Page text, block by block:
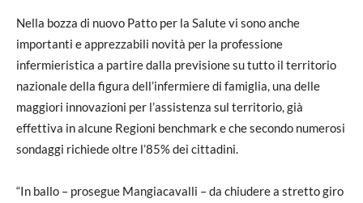
Nella bozza di nuovo Patto per la Salute vi sono anche
importanti e apprezzabili novità per la professione
infermieristica a partire dalla previsione su tutto il territorio
nazionale della figura dell’infermiere di famiglia, una delle
maggiori innovazioni per l’assistenza sul territorio, già
effettiva in alcune Regioni benchmark e che secondo numerosi
sondaggi richiede oltre l’85% dei cittadini.
“In ballo – prosegue Mangiacavalli – da chiudere a stretto giro